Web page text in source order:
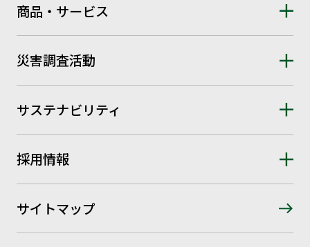
商品・サービス
災害調査活動
サステナビリティ
採用情報
サイトマップ